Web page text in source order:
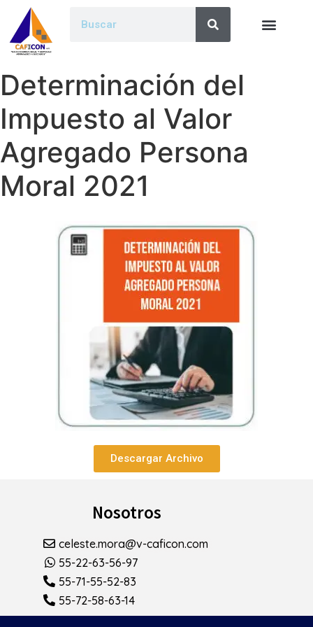
Determinación del
Impuesto al Valor
Agregado Persona
Moral 2021
Descargar Archivo
Nosotros
celeste.mora@v-caficon.com
55-22-63-56-97
55-71-55-52-83
55-72-58-63-14